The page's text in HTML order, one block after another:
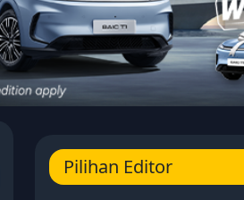
Pilihan Editor